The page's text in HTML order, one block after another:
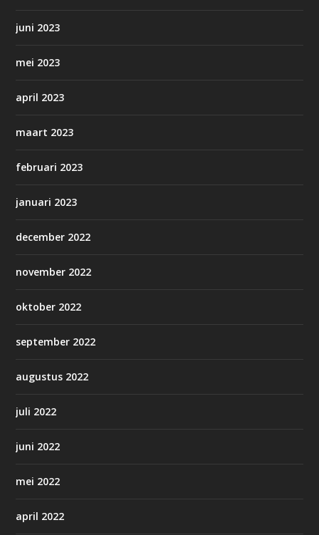
juni 2023
mei 2023
april 2023
maart 2023
februari 2023
januari 2023
december 2022
november 2022
oktober 2022
september 2022
augustus 2022
juli 2022
juni 2022
mei 2022
april 2022